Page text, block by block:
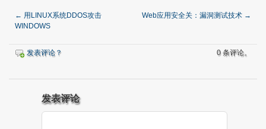
← 用LINUX系统DDOS攻击
WINDOWS
Web应用安全关：漏洞测试技术 →
发表评论？ 0 条评论。
发表评论